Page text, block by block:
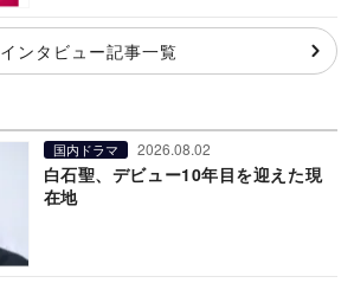
インタビュー記事一覧
国内ドラマ 2026.08.02
白石聖、デビュー10年目を迎えた現
在地